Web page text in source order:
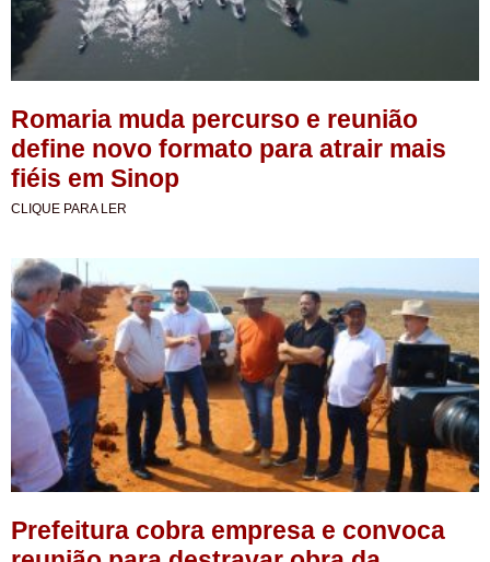
Romaria muda percurso e reunião
define novo formato para atrair mais
fiéis em Sinop
CLIQUE PARA LER
Prefeitura cobra empresa e convoca